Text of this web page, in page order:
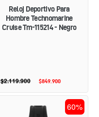
Reloj Deportivo Para
Hombre Technomarine
Cruise Tm-115214 - Negro
Precio
oferta
$849.900
Precio
$2.119.900
DEPORTIVO60%